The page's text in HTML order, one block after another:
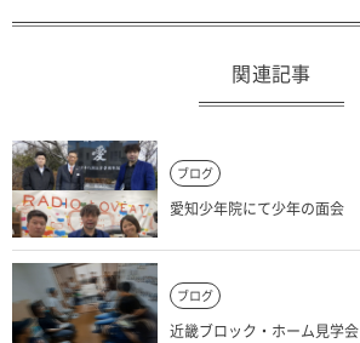
関連記事
ブログ
愛知少年院にて少年の面会
ブログ
近畿ブロック・ホーム見学会